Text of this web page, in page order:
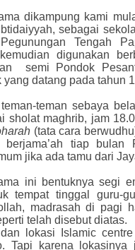
dikampung kami
sebagai
Tengah
digunakan
semi Pondok
yang datang pada tahun
teman sebaya
sholat maghrib, jam
(tata cara
berjama’ah tiap bulan
jika ada tamu dari
ini bentuknya segi
tempat tinggal guru-
madrasah di pagi
telah disebut diatas.
dan lokasi Islamic
Tapi karena